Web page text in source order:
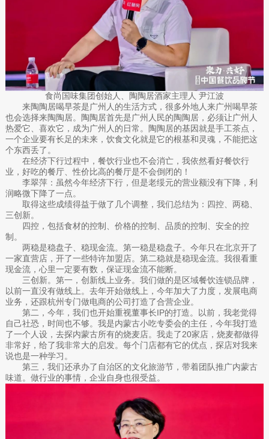
食尚国味集团创始人、陶陶居酒家主理人 尹江波
来陶陶居喝早茶是广州人的生活方式，很多外地人来广州喝早茶
也会选择来陶陶居。陶陶居首先是广州人民的陶陶居，必须让广州人
热爱它、喜欢它，成为广州人的日常。陶陶居的基因就是手工茶点，
一个企业要有长足的未来，饮食文化就是它的根基和灵魂，不能把这
个东西丢了。
在经济下行过程中，餐饮行业也不会消亡，我依然看好餐饮行
业，好吃的餐厅、性价比高的餐厅是不会倒闭的！
李翠萍：虽然今年经济下行，但是老绥元的营业额没有下降，利
润略微下降了一点。
取得这些成绩得益于做了几个调整，我们总结为：四控、两稳、
三创新。
四控，包括食材的控制、价格的控制、品质的控制、安全的控
制。
两稳是稳盘子、稳现金流。第一稳是稳盘子。今年只在北京开了
一家直营店，开了一些特许加盟店。第二稳就是稳现金流。我很看重
现金流，心里一定要有数，保证现金流不能断。
三创新。第一，创新线上业务。我们做的是区域餐饮连锁品牌，
以前一直没有做线上。去年开始做线上，今年加大了力度，发展电商
业务，还跟杭州专门做电商的公司打造了合营企业。
第二，今年，我们也开始重视董事长IP的打造。以前，我老觉得
自己社恐，时间也不够。我是内蒙古小吃专委会的主任，今年我打造
了一个人设，去探内蒙古所有的烧麦店。我走了20家店，烧麦都做得
非常好，给了我非常大的启发。每个门店都有它的优点，探店对我来
说也是一种学习。
第三，我们还承办了自治区的文化旅游节，带着团队推广内蒙古
味道。做行业的事情，企业自身也很受益。